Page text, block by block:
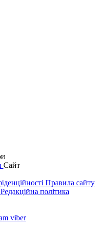
Сайт
Правила сайту
Редакційна політика
viber